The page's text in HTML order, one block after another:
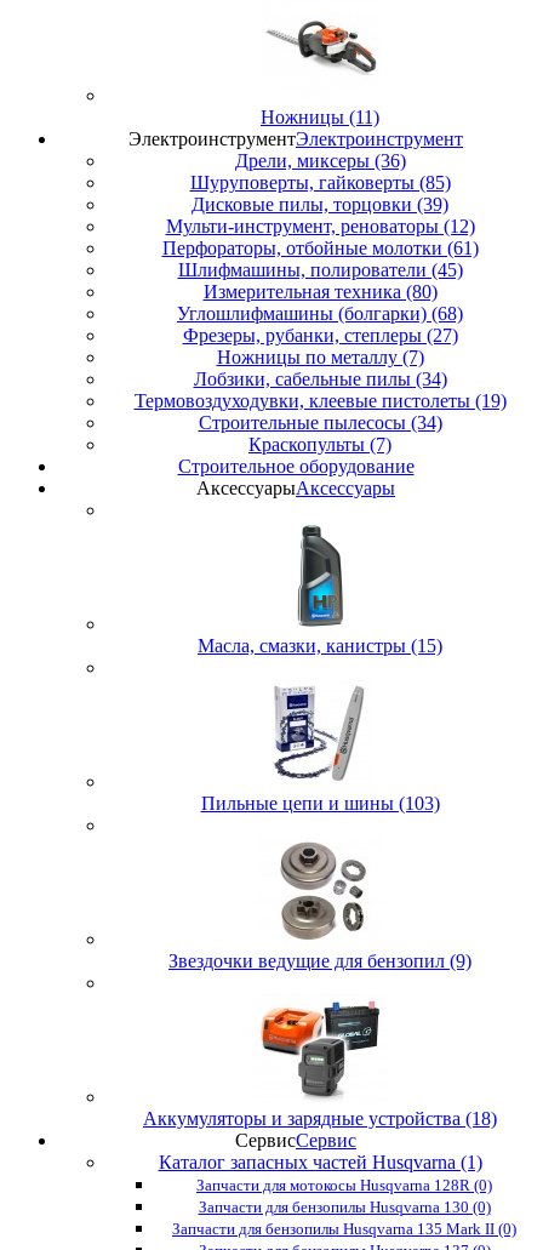
Ножницы (11)
ЭлектроинструментЭлектроинструмент
Дрели, миксеры (36)
Шуруповерты, гайковерты (85)
Дисковые пилы, торцовки (39)
Мульти-инструмент, реноваторы (12)
Перфораторы, отбойные молотки (61)
Шлифмашины, полирователи (45)
Измерительная техника (80)
Углошлифмашины (болгарки) (68)
Фрезеры, рубанки, степлеры (27)
Ножницы по металлу (7)
Лобзики, сабельные пилы (34)
Термовоздуходувки, клеевые пистолеты (19)
Строительные пылесосы (34)
Краскопульты (7)
Строительное оборудование
АксессуарыАксессуары
Масла, смазки, канистры (15)
Пильные цепи и шины (103)
Звездочки ведущие для бензопил (9)
Аккумуляторы и зарядные устройства (18)
СервисСервис
Каталог запасных частей Husqvarna (1)
Запчасти для мотокосы Husqvarna 128R (0)
Запчасти для бензопилы Husqvarna 130 (0)
Запчасти для бензопилы Husqvarna 135 Mark II (0)